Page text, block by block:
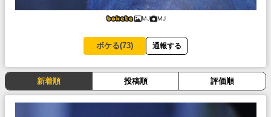
MJ MJ
ボケる(73) 通報する
新着順 投稿順 評価順